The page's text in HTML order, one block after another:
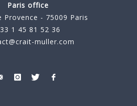
Paris office
Provence - 75009 Paris
1 45 81 52 36
muller.com